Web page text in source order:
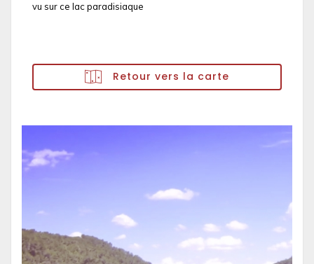
vu sur ce lac paradisiaque
Retour vers la carte